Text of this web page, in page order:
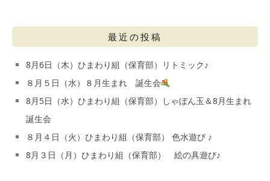
最近の投稿
8月6日（木）ひまわり組（保育部）リトミック♪
８月５日（水）８月生まれ 誕生会
8月5日（水）ひまわり組（保育部）しゃぼん玉＆8月生まれ
誕生会
８月４日（火）ひまわり組（保育部） 色水遊び ♪
8月３日（月）ひまわり組（保育部） 絵の具遊び♪